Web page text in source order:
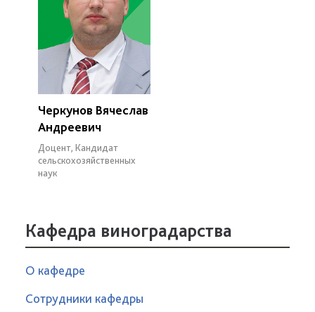
Черкунов Вячеслав
Андреевич
Доцент, Кандидат
сельскохозяйственных
наук
Кафедра виноградарства
О кафедре
Сотрудники кафедры